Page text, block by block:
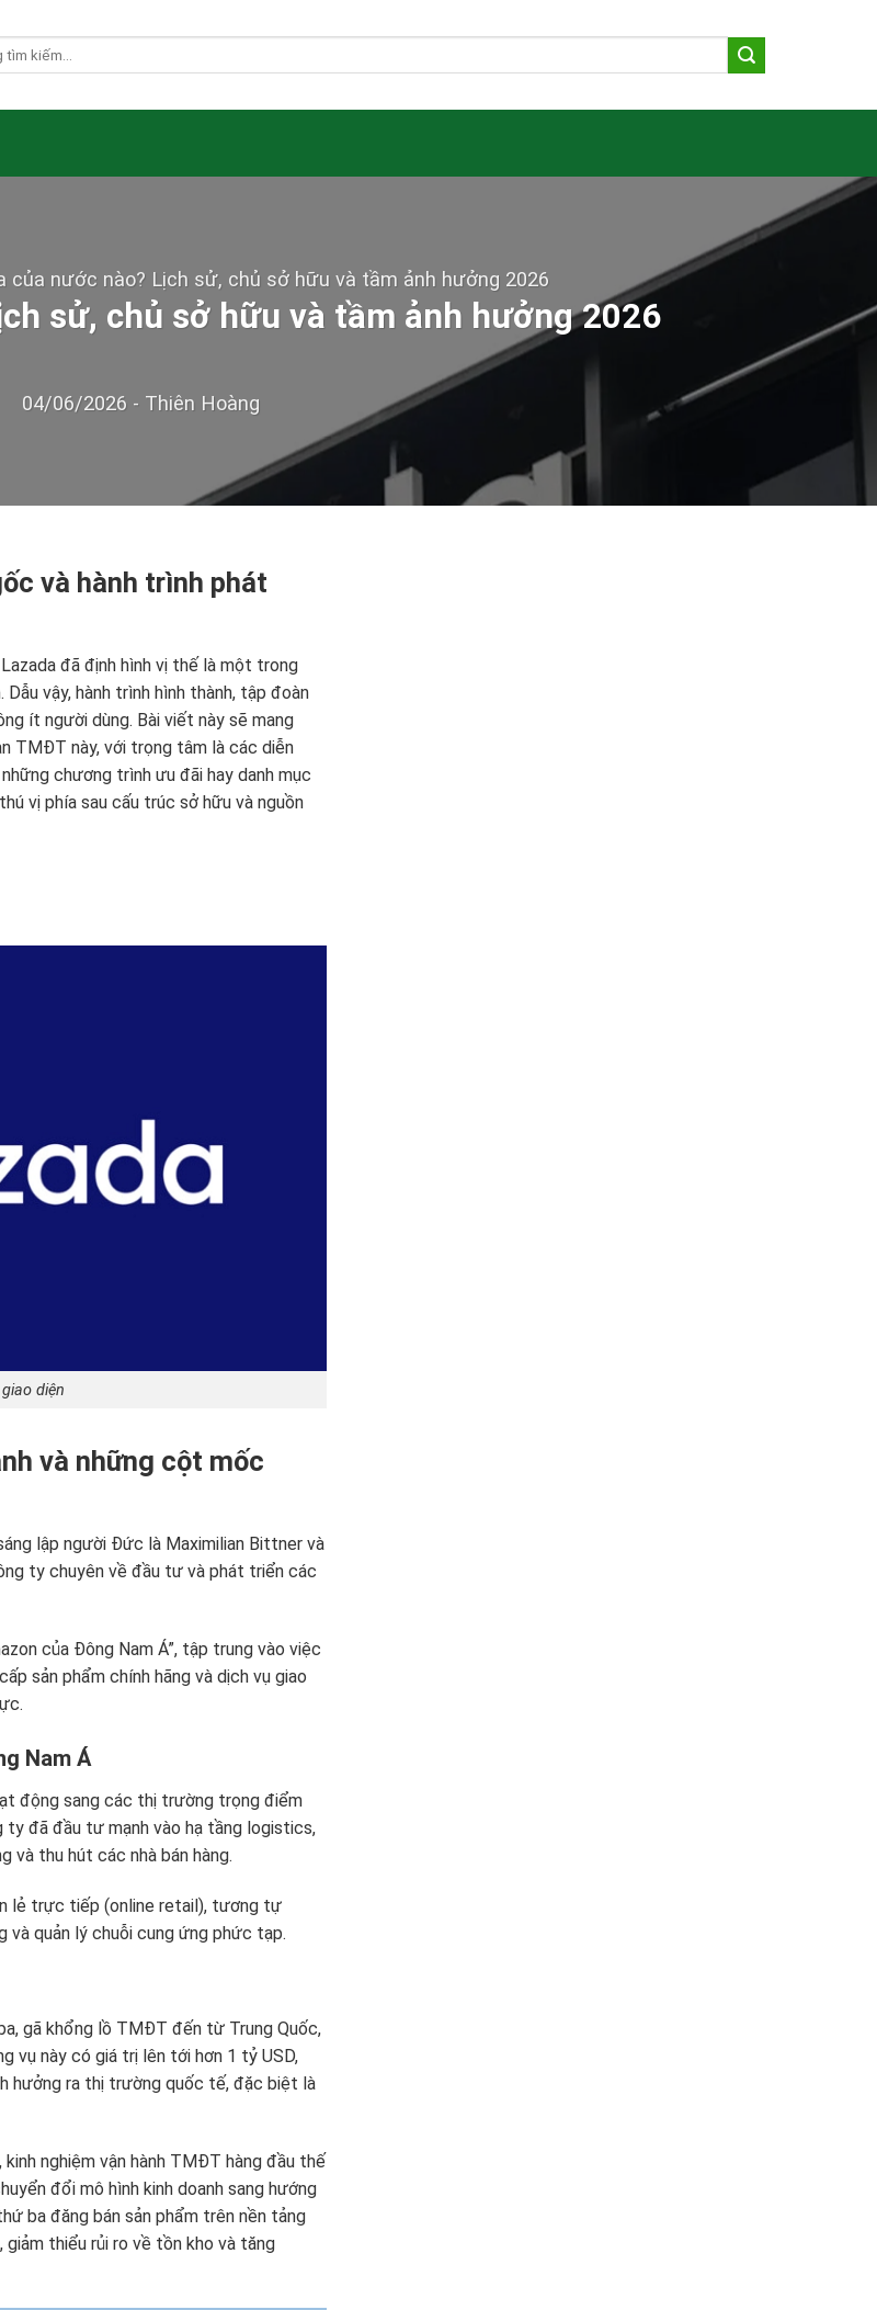
của nước nào? Lịch sử, chủ sở hữu và tầm ảnh hưởng 2026
sử, chủ sở hữu và tầm ảnh hưởng 2026
04/06/2026 - Thiên Hoàng
và hành trình phát
đã định hình vị thế là một trong
vậy, hành trình hình thành, tập đoàn
ít người dùng. Bài viết này sẽ mang
TMĐT này, với trọng tâm là các diễn
chương trình ưu đãi hay danh mục
vị phía sau cấu trúc sở hữu và nguồn
diện
và những cột mốc
lập người Đức là Maximilian Bittner và
ty chuyên về đầu tư và phát triển các
của Đông Nam Á”, tập trung vào việc
sản phẩm chính hãng và dịch vụ giao
Nam Á
động sang các thị trường trọng điểm
ty đã đầu tư mạnh vào hạ tầng logistics,
và thu hút các nhà bán hàng.
lẻ trực tiếp (online retail), tương tự
và quản lý chuỗi cung ứng phức tạp.
gã khổng lồ TMĐT đến từ Trung Quốc,
vụ này có giá trị lên tới hơn 1 tỷ USD,
hưởng ra thị trường quốc tế, đặc biệt là
nghiệm vận hành TMĐT hàng đầu thế
đổi mô hình kinh doanh sang hướng
ba đăng bán sản phẩm trên nền tảng
giảm thiểu rủi ro về tồn kho và tăng